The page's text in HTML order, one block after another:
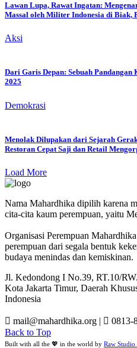
Lawan Lupa, Rawat Ingatan:
Massal oleh Militer Indonesia di Biak,
Aksi
Dari Garis Depan: Sebuah
2025
Demokrasi
Menolak Dilupakan dari Sejarah
Restoran Cepat Saji dan Retail
Load More
Nama Mahardhika dipilih karena
cita-cita kaum perempuan, yaitu
Organisasi Perempuan
perempuan dari segala bentuk
budaya menindas dan kemiskinan.
Jl. Kedondong I No.39, RT.10/
Kota Jakarta Timur, Daerah
Indonesia
mail@mahardhika.org |
0813-
Back to Top
Built with all the 💖 in the world by Raw Studio